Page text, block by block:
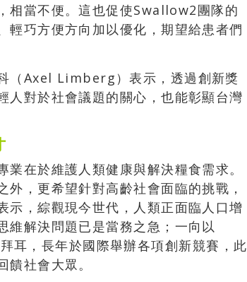
相當不便。這也促使Swallow2團隊的
輕巧方便方向加以優化，期望給患者們
（Axel Limberg）表示，透過創新獎
人對於社會議題的關心，也能彰顯台灣
在於維護人類健康與解決糧食需求。
，更希望針對高齡社會面臨的挑戰，
示，綜觀現今世代，人類正面臨人口增
維解決問題已是當務之急；一向以
，長年於國際舉辦各項創新競賽，此
社會大眾。